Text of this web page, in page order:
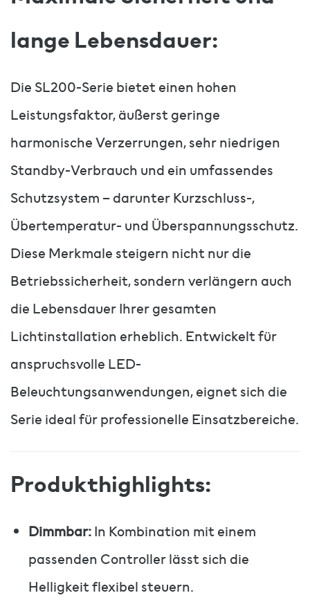
lange Lebensdauer:
Die SL200-Serie bietet einen hohen
Leistungsfaktor, äußerst geringe
harmonische Verzerrungen, sehr niedrigen
Standby-Verbrauch und ein umfassendes
Schutzsystem – darunter Kurzschluss-,
Übertemperatur- und Überspannungsschutz.
Diese Merkmale steigern nicht nur die
Betriebssicherheit, sondern verlängern auch
die Lebensdauer Ihrer gesamten
Lichtinstallation erheblich. Entwickelt für
anspruchsvolle LED-
Beleuchtungsanwendungen, eignet sich die
Serie ideal für professionelle Einsatzbereiche.
Produkthighlights:
Dimmbar:In Kombination mit einem
passenden Controller lässt sich die
Helligkeit flexibel steuern.